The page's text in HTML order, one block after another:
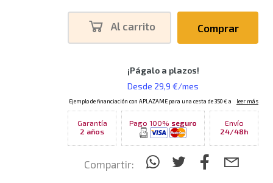
Al carrito Comprar
Garantía
2 años
Pago 100% seguro
Envío
24/48h
Compartir: